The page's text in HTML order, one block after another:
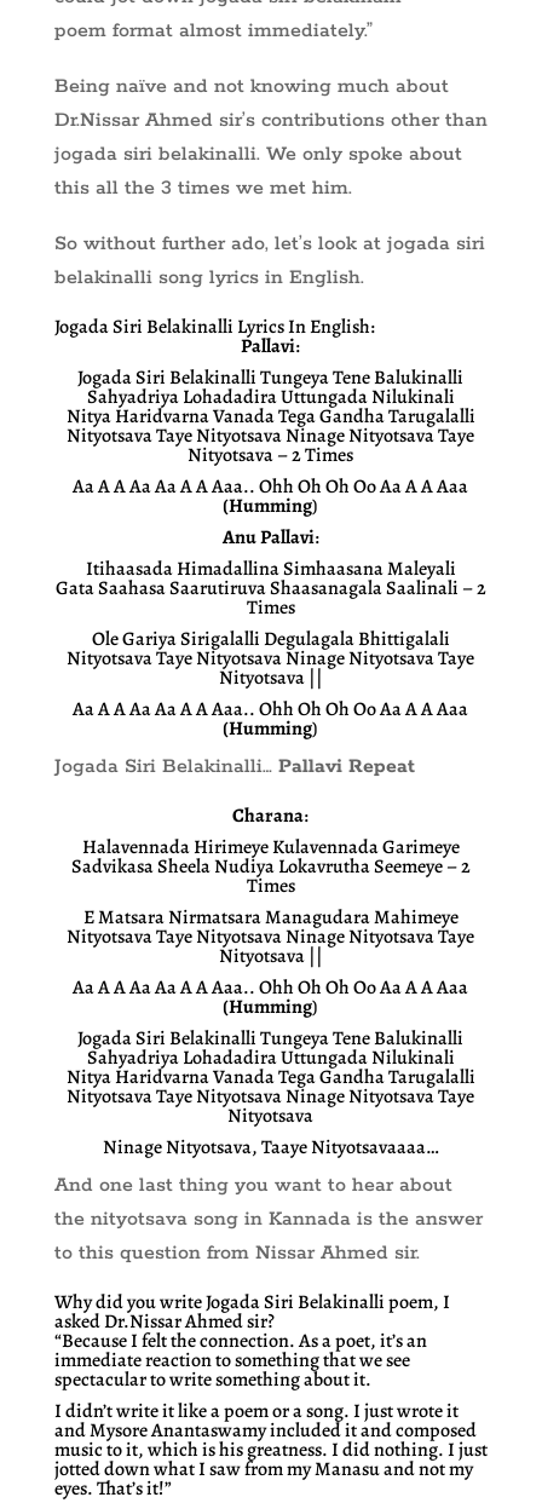
poem format almost immediately.”
Being naïve and not knowing much about
Dr.Nissar Ahmed sir’s contributions other than
jogada siri belakinalli. We only spoke about
this all the 3 times we met him.
So without further ado, let’s look at jogada siri
belakinalli song lyrics in English.
Jogada Siri Belakinalli Lyrics In English:
Pallavi:
Jogada Siri Belakinalli Tungeya Tene Balukinalli
Sahyadriya Lohadadira Uttungada Nilukinali
Nitya Haridvarna Vanada Tega Gandha Tarugalalli
Nityotsava Taye Nityotsava Ninage Nityotsava Taye
Nityotsava – 2 Times
Aa A A Aa Aa A A Aaa.. Ohh Oh Oh Oo Aa A A Aaa
(Humming)
Anu Pallavi:
Itihaasada Himadallina Simhaasana Maleyali
Gata Saahasa Saarutiruva Shaasanagala Saalinali – 2
Times
Ole Gariya Sirigalalli Degulagala Bhittigalali
Nityotsava Taye Nityotsava Ninage Nityotsava Taye
Nityotsava ||
Aa A A Aa Aa A A Aaa.. Ohh Oh Oh Oo Aa A A Aaa
(Humming)
Jogada Siri Belakinalli… Pallavi Repeat
Charana:
Halavennada Hirimeye Kulavennada Garimeye
Sadvikasa Sheela Nudiya Lokavrutha Seemeye – 2
Times
E Matsara Nirmatsara Managudara Mahimeye
Nityotsava Taye Nityotsava Ninage Nityotsava Taye
Nityotsava ||
Aa A A Aa Aa A A Aaa.. Ohh Oh Oh Oo Aa A A Aaa
(Humming)
Jogada Siri Belakinalli Tungeya Tene Balukinalli
Sahyadriya Lohadadira Uttungada Nilukinali
Nitya Haridvarna Vanada Tega Gandha Tarugalalli
Nityotsava Taye Nityotsava Ninage Nityotsava Taye
Nityotsava
Ninage Nityotsava, Taaye Nityotsavaaaa…
And one last thing you want to hear about
the nityotsava song in Kannada is the answer
to this question from Nissar Ahmed sir.
Why did you write Jogada Siri Belakinalli poem, I
asked Dr.Nissar Ahmed sir?
“Because I felt the connection. As a poet, it’s an
immediate reaction to something that we see
spectacular to write something about it.
I didn’t write it like a poem or a song. I just wrote it
and Mysore Anantaswamy included it and composed
music to it, which is his greatness. I did nothing. I just
jotted down what I saw from my Manasu and not my
eyes. That’s it!”